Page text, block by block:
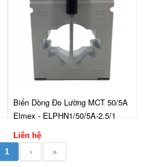
Biến Dòng Đo Lường MCT 50/5A
Elmex - ELPHN1/50/5A-2.5/1
Liên hệ
1 › »